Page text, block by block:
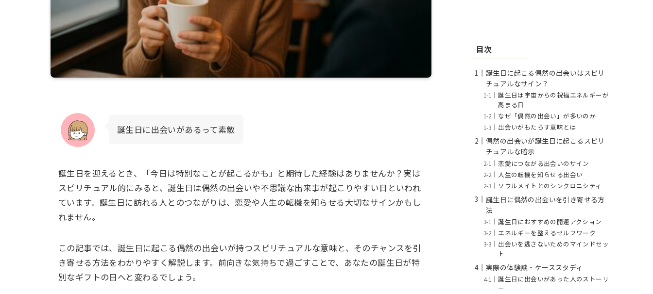
誕生日に出会いがあるって素敵
誕生日を迎えるとき、「今日は特別なことが起こるかも」と期待した経験はありませんか？実は
スピリチュアル的にみると、誕生日は偶然の出会いや不思議な出来事が起こりやすい日といわれ
ています。誕生日に訪れる人とのつながりは、恋愛や人生の転機を知らせる大切なサインかもし
れません。
この記事では、誕生日に起こる偶然の出会いが持つスピリチュアルな意味と、そのチャンスを引
き寄せる方法をわかりやすく解説します。前向きな気持ちで過ごすことで、あなたの誕生日が特
別なギフトの日へと変わるでしょう。
目次
誕生日に起こる偶然の出会いはスピリ
チュアルなサイン？
誕生日は宇宙からの祝福エネルギーが
高まる日
なぜ「偶然の出会い」が多いのか
出会いがもたらす意味とは
偶然の出会いが誕生日に起こるスピリ
チュアルな暗示
恋愛につながる出会いのサイン
人生の転機を知らせる出会い
ソウルメイトとのシンクロニシティ
誕生日に偶然の出会いを引き寄せる方
法
誕生日におすすめの開運アクション
エネルギーを整えるセルフワーク
出会いを逃さないためのマインドセッ
ト
実際の体験談・ケーススタディ
誕生日に出会いがあった人のストーリ
ー